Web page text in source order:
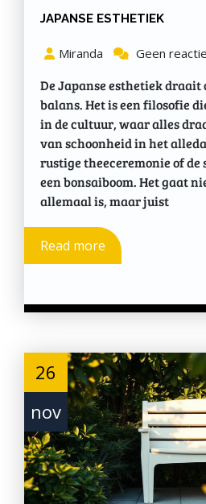
JAPANSE ESTHETIEK
Miranda Geen
De Japanse esthetiek draait
balans. Het is een filosofie
in de cultuur, waar alles
van schoonheid in het
rustige theeceremonie of
een bonsaiboom. Het gaat
allemaal is, maar juist
Read more
26
nov